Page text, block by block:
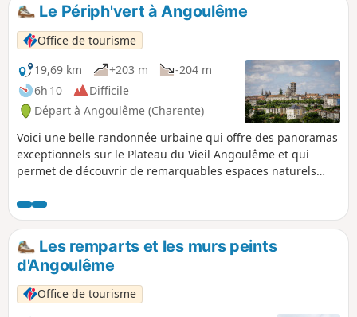
Le Périph'vert à Angoulême
Office de tourisme
19,69 km
+203 m
-204 m
6h 10
Difficile
Départ à Angoulême (Charente)
Voici une belle randonnée urbaine qui offre des panoramas
exceptionnels sur le Plateau du Vieil Angoulême et qui
permet de découvrir de remarquables espaces naturels
Pontouvre. Ce circuit est balisé en Jaune.
Les remparts et les murs peints
d'Angoulême
Office de tourisme